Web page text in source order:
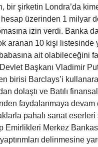
bir şirketin Londra’da
üzerinden 1 milyar
izin verdi. Banka
aranan 10 kişi listesinde
babasına ait olabileceğini
Başkanı Vladimir
birisi Barclays’i
dolaştı ve Batılı
faydalanmaya devam
pahalı sanat eserleri
Emirlikleri Merkez
yaptırımları delinmesine